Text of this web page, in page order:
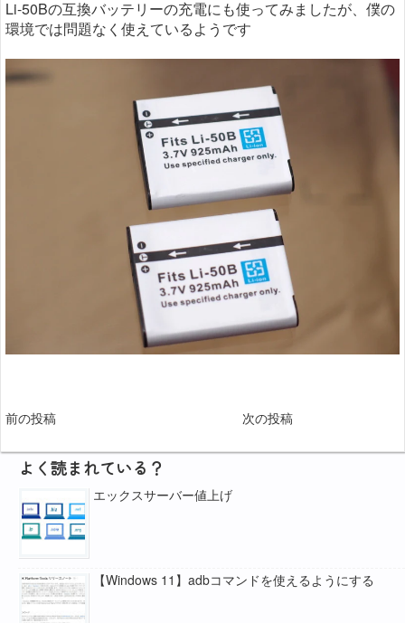
Li-50Bの互換バッテリーの充電にも使ってみましたが、僕の
環境では問題なく使えているようです
前の投稿 次の投稿
よく読まれている？
エックスサーバー値上げ
【Windows 11】adbコマンドを使えるようにする